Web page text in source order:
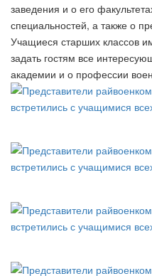
заведения и о его
специальностей, а также о
Учащиеся старших классов
задать гостям все
академии и о профессии